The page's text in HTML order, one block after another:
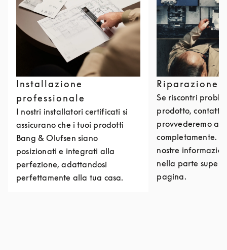
Installazione
professionale
I nostri installatori certificati si
assicurano che i tuoi prodotti
Bang & Olufsen siano
posizionati e integrati alla
perfezione, adattandosi
perfettamente alla tua casa.
Riparazione
Se riscontri
prodotto,
provvederemo a
completamente.
nostre
nella parte
pagina.